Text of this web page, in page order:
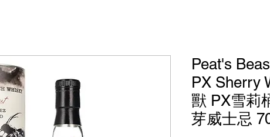
Peat's
PX Sherry
獸 PX雪莉
芽威士忌